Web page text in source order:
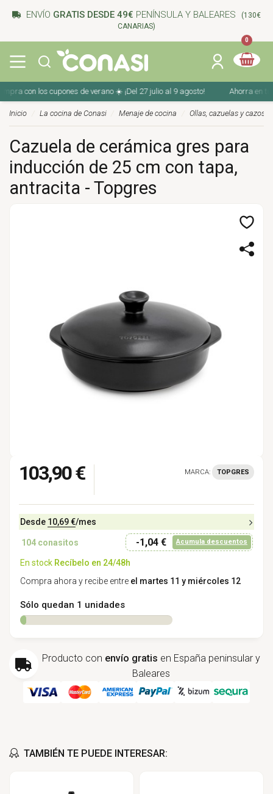
ENVÍO GRATIS DESDE 49€ PENÍNSULA Y BALEARES
(130€
CANARIAS)
0
con los cupones de verano ☀️ ¡Del 27 julio al 9 agosto! Ahorra en tu
Inicio La cocina de Conasi Menaje de cocina Ollas, cazuelas y cazos
Cazuela de cerámica gres para
inducción de 25 cm con tapa,
antracita - Topgres
103,90 € MARCA: TOPGRES
Desde 10,69 €/mes
104 conasitos -1,04 € Acumula descuentos
En stock Recíbelo en 24/48h
Compra ahora y recibe entre el martes 11 y miércoles 12
Sólo quedan 1 unidades
Producto con envío gratis en España peninsular y
Baleares
TAMBIÉN TE PUEDE INTERESAR: